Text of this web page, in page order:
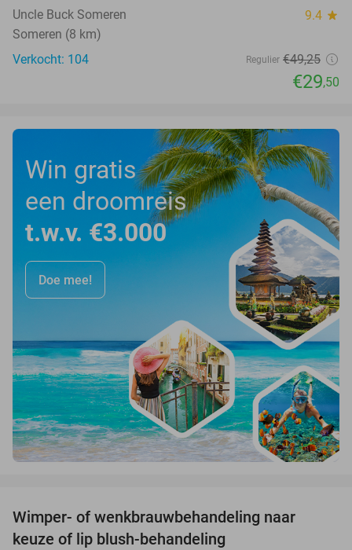
Uncle Buck Someren 9.4 star
Someren (8 km)
Verkocht: 104
Regulier €49,25
€29,50
Win gratis
een droomreis
t.w.v. €3.000
Doe mee!
Wimper- of wenkbrauwbehandeling naar
keuze of lip blush-behandeling